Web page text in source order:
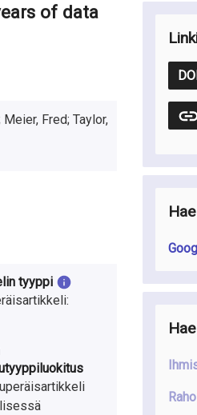
of data
Fred; Taylor,
tyyppi
DOI